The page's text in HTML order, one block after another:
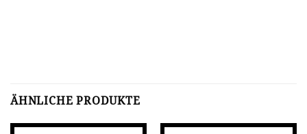
ÄHNLICHE PRODUKTE